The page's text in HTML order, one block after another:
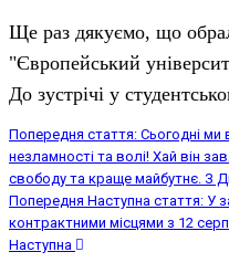
Ще раз дякуємо, що
"Європейський
До зустрічі у
Попередня стаття: Сьогодні
незламності та волі! Хай він
свободу та краще майбутнє. З
Попередня Наступна стаття: У
контрактними місцями з 12
Наступна